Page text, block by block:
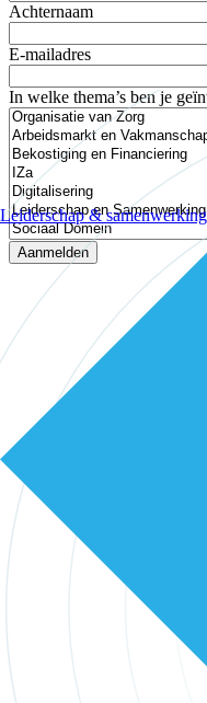
Leiderschap & samenwerking
Achternaam
E-mailadres
In welke thema’s ben je
Aanmelden